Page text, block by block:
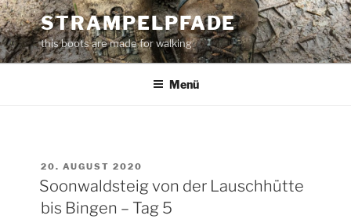
Zum
Inhalt
springen
STRAMPELPFADE
this boots are made for walking
Menü
VERÖFFENTLICHT
AM
20. AUGUST 2020
Soonwaldsteig von der Lauschhütte
bis Bingen – Tag 5